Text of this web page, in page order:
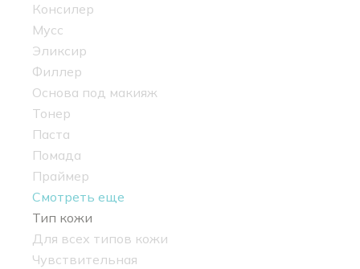
Консилер
Мусс
Эликсир
Филлер
Основа под макияж
Тонер
Паста
Помада
Праймер
Смотреть еще
Тип кожи
Для всех типов кожи
Чувствительная